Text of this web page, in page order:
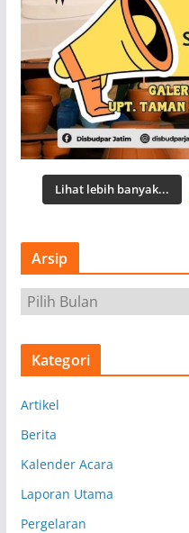
Lihat lebih banyak...
Arsip
r
s
Kategori
Artikel
Berita
Kalender Acara
Laporan Utama
Pergelaran